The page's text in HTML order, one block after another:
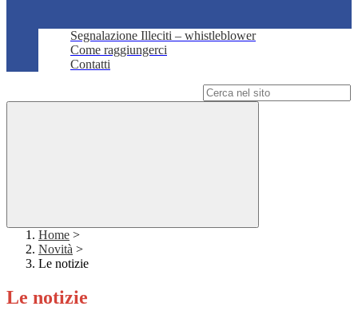
Segnalazione Illeciti – whistleblower
Come raggiungerci
Contatti
Home >
Novità >
Le notizie
Le notizie